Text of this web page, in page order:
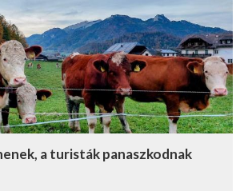
a turisták panaszkodnak